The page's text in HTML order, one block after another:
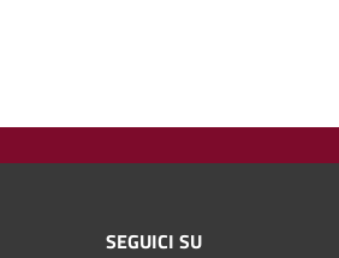
SEGUICI SU